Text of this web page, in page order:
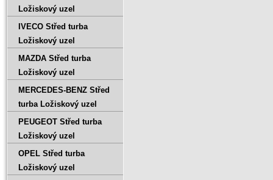
Ložiskový uzel
IVECO Střed turba
Ložiskový uzel
MAZDA Střed turba
Ložiskový uzel
MERCEDES-BENZ Střed
turba Ložiskový uzel
PEUGEOT Střed turba
Ložiskový uzel
OPEL Střed turba
Ložiskový uzel